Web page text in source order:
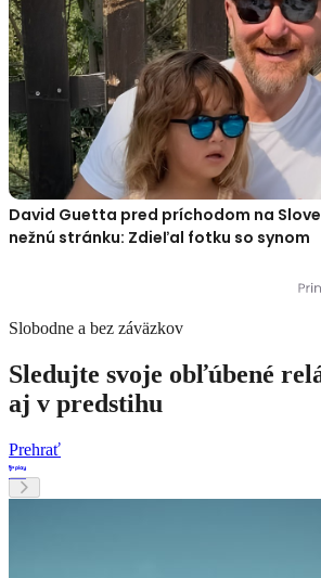
David Guetta pred príchodom na
nežnú stránku: Zdieľal fotku so synom
Slobodne a bez záväzkov
Sledujte svoje obľúbené
aj v predstihu
Prehrať